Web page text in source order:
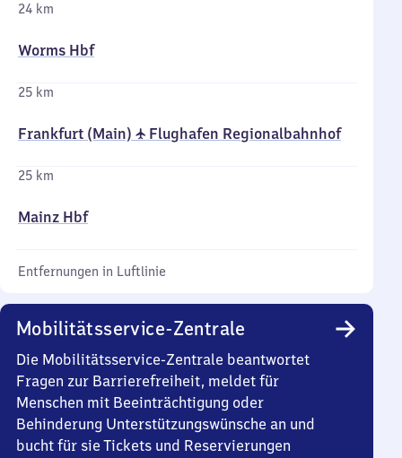
24 km
Worms Hbf
25 km
Frankfurt (Main) ✈ Flughafen Regionalbahnhof
25 km
Mainz Hbf
Entfernungen in Luftlinie
Mobilitätsservice-Zentrale
Die Mobilitätsservice-Zentrale beantwortet
Fragen zur Barrierefreiheit, meldet für
Menschen mit Beeinträchtigung oder
Behinderung Unterstützungswünsche an und
bucht für sie Tickets und Reservierungen